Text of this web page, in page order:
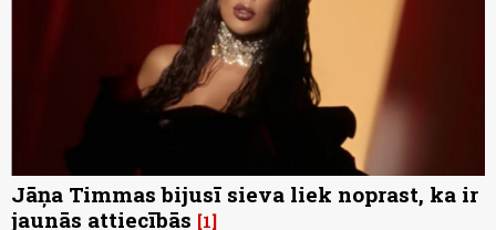
Jāņa Timmas bijusī sieva liek noprast, ka ir
jaunās attiecībās 1